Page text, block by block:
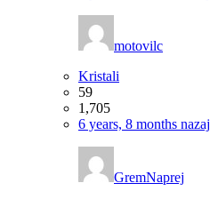
motovilc
Kristali
59
1,705
6 years, 8 months nazaj
GremNaprej